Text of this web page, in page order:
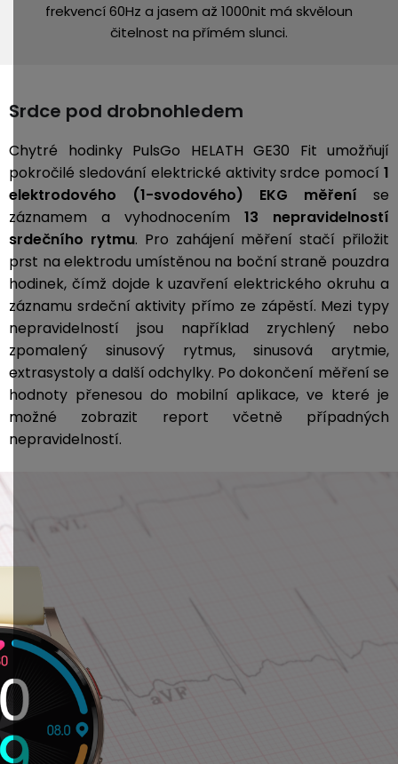
frekvencí 60Hz a jasem až 1000nit má skvěloun
čitelnost na přímém slunci.
Srdce pod drobnohledem
Chytré hodinky PulsGo HELATH GE30 Fit umožňují
pokročilé sledování elektrické aktivity srdce pomocí 1
elektrodového (1-svodového) EKG měření se
záznamem a vyhodnocením 13 nepravidelností
srdečního rytmu. Pro zahájení měření stačí přiložit
prst na elektrodu umístěnou na boční straně pouzdra
hodinek, čímž dojde k uzavření elektrického okruhu a
záznamu srdeční aktivity přímo ze zápěstí. Mezi typy
nepravidelností jsou například zrychlený nebo
zpomalený sinusový rytmus, sinusová arytmie,
extrasystoly a další odchylky. Po dokončení měření se
hodnoty přenesou do mobilní aplikace, ve které je
možné zobrazit report včetně případných
nepravidelností.